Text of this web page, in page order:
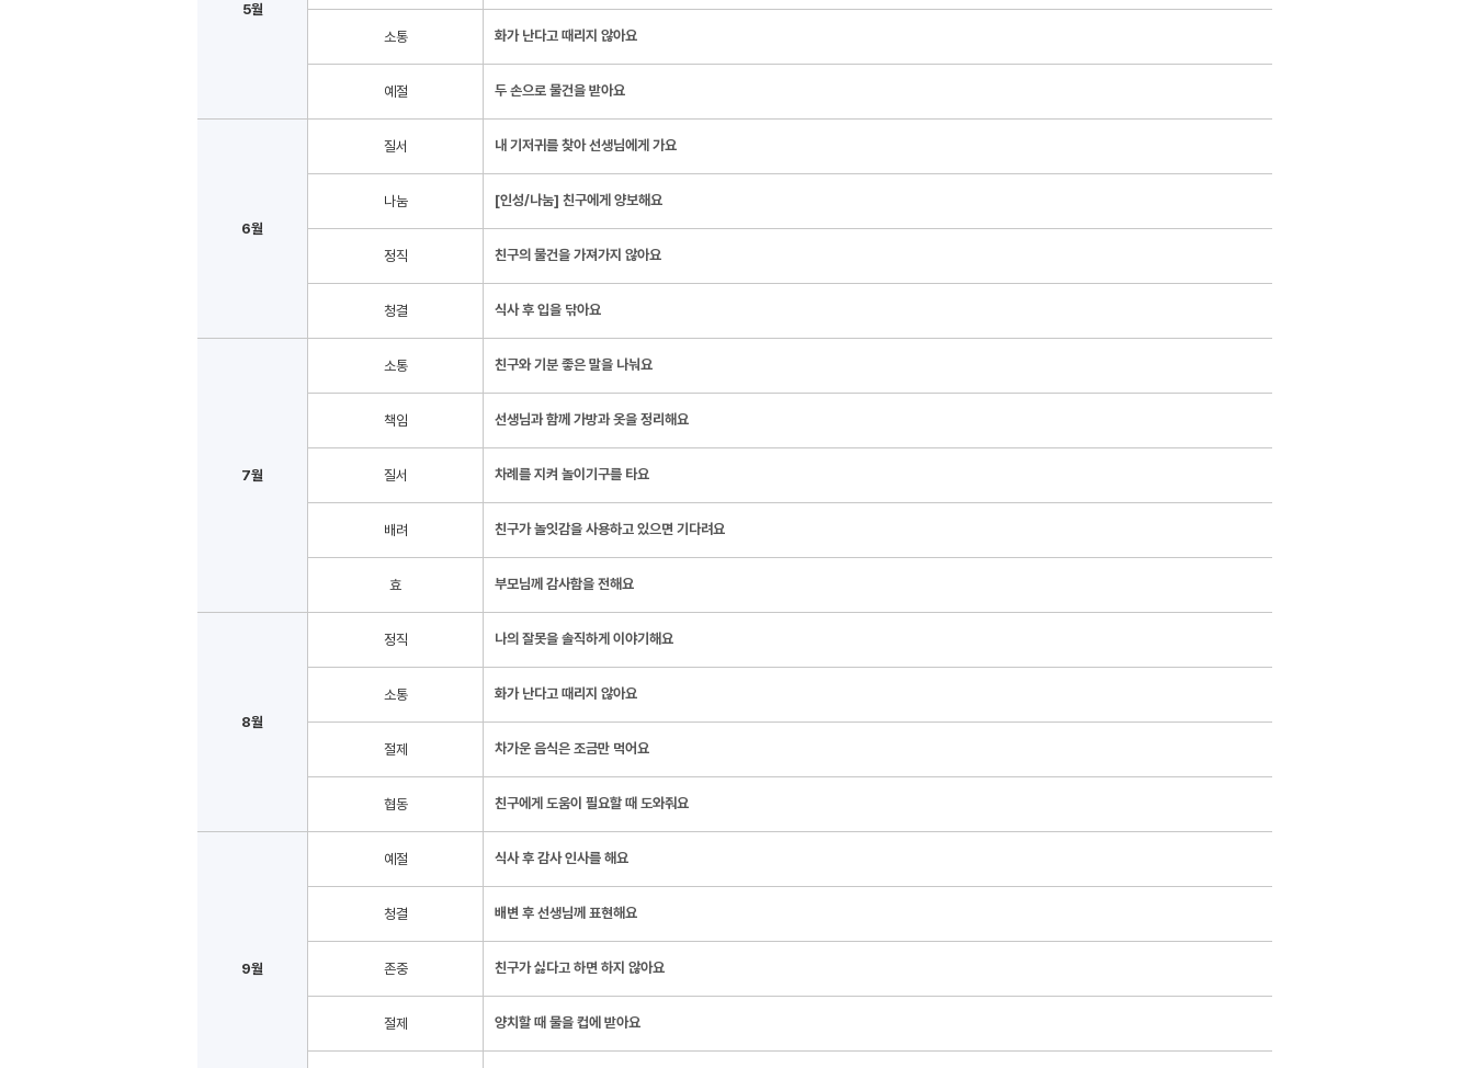
5월
소통 화가 난다고 때리지 않아요
예절 두 손으로 물건을 받아요
6월
질서 내 기저귀를 찾아 선생님에게 가요
나눔 [인성/나눔] 친구에게 양보해요
정직 친구의 물건을 가져가지 않아요
청결 식사 후 입을 닦아요
7월
소통 친구와 기분 좋은 말을 나눠요
책임 선생님과 함께 가방과 옷을 정리해요
질서 차례를 지켜 놀이기구를 타요
배려 친구가 놀잇감을 사용하고 있으면 기다려요
효 부모님께 감사함을 전해요
8월
정직 나의 잘못을 솔직하게 이야기해요
소통 화가 난다고 때리지 않아요
절제 차가운 음식은 조금만 먹어요
협동 친구에게 도움이 필요할 때 도와줘요
9월
예절 식사 후 감사 인사를 해요
청결 배변 후 선생님께 표현해요
존중 친구가 싫다고 하면 하지 않아요
절제 양치할 때 물을 컵에 받아요